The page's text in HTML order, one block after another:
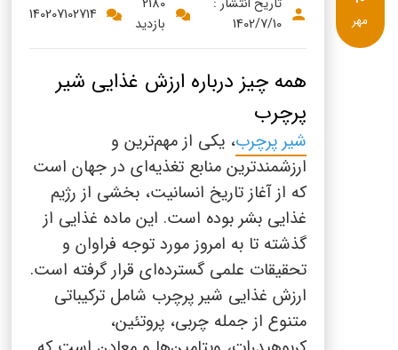
سینما دوماس
گالری تصاویر
English
Russian
Arabic
Turkish
1402/7/10
بازدید
140207102714 مهر
همه چیز درباره ارزش غذایی شیر
پرچرب
شیر پرچرب، یکی از مهم‌ترین و
ارزشمندترین منابع تغذیه‌ای در جهان است
که از آغاز تاریخ انسانیت، بخشی از رژیم
غذایی بشر بوده است. این ماده غذایی از
گذشته تا به امروز مورد توجه فراوان و
تحقیقات علمی گسترده‌ای قرار گرفته است.
ارزش غذایی شیر پرچرب شامل ترکیباتی
متنوع از جمله چربی، پروتئین،